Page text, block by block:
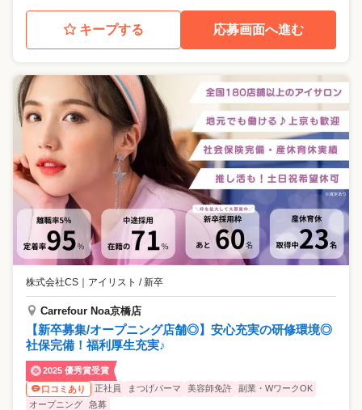
キープする 応募画面へ進む
株式会社CS ｜ アイリスト / 新卒
Carrefour Noa京橋店
【新卒募集/オープニング店舗◎】安心充実の研修環境◎
社保完備！福利厚生充実♪
2025 優秀賞受賞
口コミあり
正社員 まつげパーマ 美容師免許
副業・WワークOK
オープニング
急募